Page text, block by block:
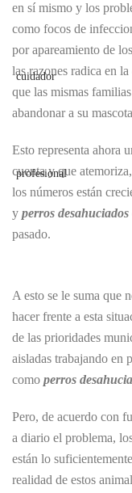
en sí mismo y los
como focos de
por apareamiento de
las razones radica en
que las mismas
abandonar a su
Esto representa ahora
cuenta y que
los números están
y perros desahuciados
pasado.
A esto se le suma que
hacer frente a esta
de las prioridades
aisladas trabajando en
como perros
Pero, de acuerdo con
a diario el problema,
están lo
realidad de estos